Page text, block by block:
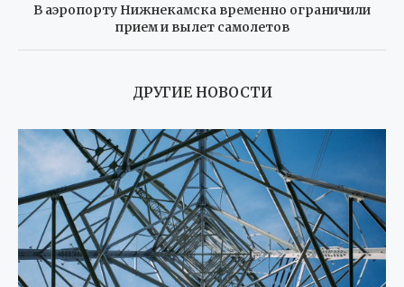
В аэропорту Нижнекамска временно ограничили
прием и вылет самолетов
ДРУГИЕ НОВОСТИ